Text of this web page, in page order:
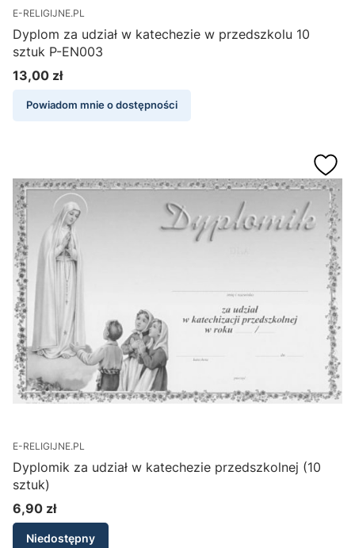
E-RELIGIJNE.PL
Dyplom za udział w katechezie w przedszkolu 10
sztuk P-EN003
Cena
13,00 zł
Powiadom mnie o dostępności
E-RELIGIJNE.PL
Dyplomik za udział w katechezie przedszkolnej (10
sztuk)
Cena
6,90 zł
Niedostępny